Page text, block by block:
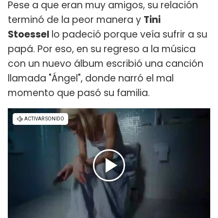
Pese a que eran muy amigos, su relación
terminó de la peor manera y Tini
Stoessel lo padeció porque veía sufrir a su
papá. Por eso, en su regreso a la música
con un nuevo álbum escribió una canción
llamada "Ángel", donde narró el mal
momento que pasó su familia.